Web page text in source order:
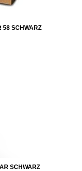
58 SCHWARZ
SCHWARZ